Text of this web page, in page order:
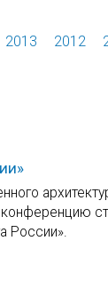
2013 2012
России».